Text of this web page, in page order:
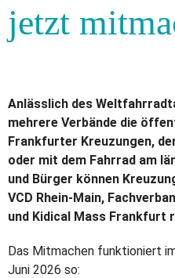
jetzt
Anlässlich des
mehrere Verbände die
Frankfurter Kreuzungen,
oder mit dem Fahrrad am
und Bürger können
VCD Rhein-Main,
und Kidical Mass Frankfurt
Das Mitmachen funktioniert
Juni 2026 so: